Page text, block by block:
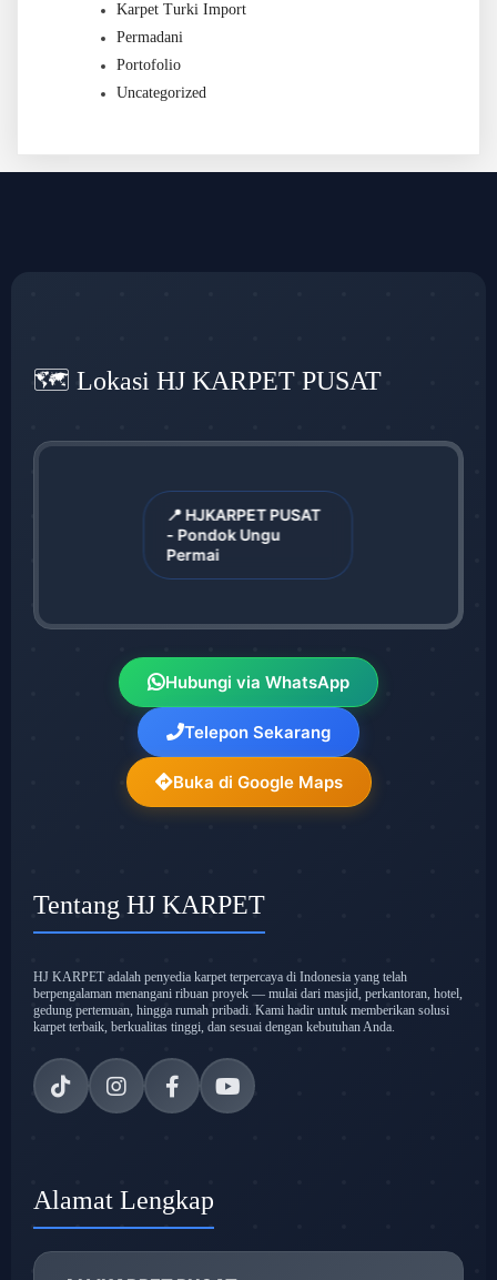
Karpet Turki Import
Permadani
Portofolio
Uncategorized
🗺️ Lokasi HJ KARPET PUSAT
📍 HJKARPET PUSAT
- Pondok Ungu
Permai
Hubungi via WhatsApp
Telepon Sekarang
Buka di Google Maps
Tentang HJ KARPET
HJ KARPET adalah penyedia karpet terpercaya di Indonesia yang telah
berpengalaman menangani ribuan proyek — mulai dari masjid, perkantoran, hotel,
gedung pertemuan, hingga rumah pribadi. Kami hadir untuk memberikan solusi
karpet terbaik, berkualitas tinggi, dan sesuai dengan kebutuhan Anda.
Alamat Lengkap